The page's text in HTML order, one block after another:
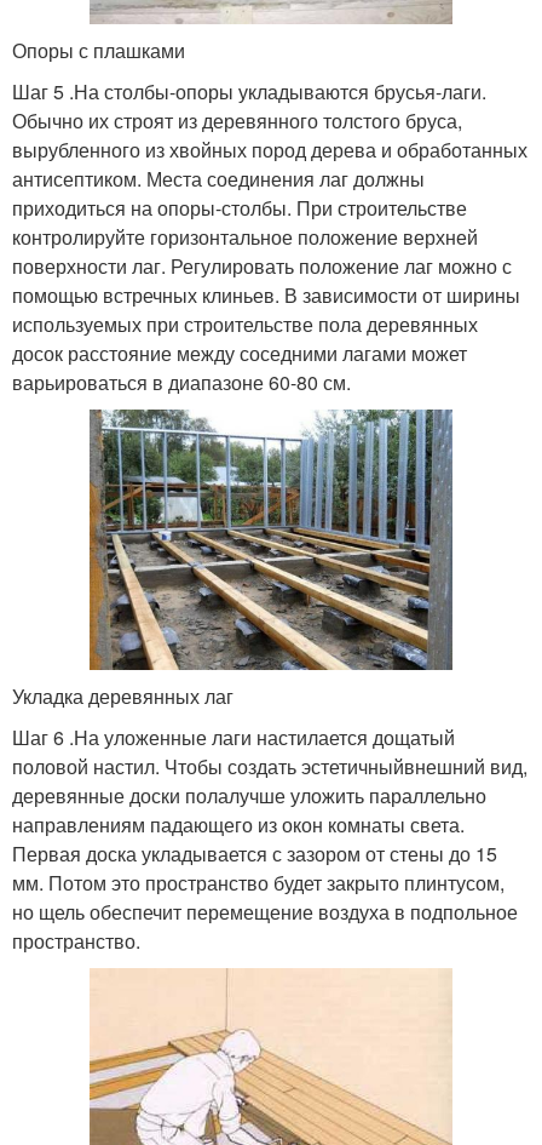
Опоры с плашками
Шаг 5 .На столбы-опоры укладываются брусья-лаги.
Обычно их строят из деревянного толстого бруса,
вырубленного из хвойных пород дерева и обработанных
антисептиком. Места соединения лаг должны
приходиться на опоры-столбы. При строительстве
контролируйте горизонтальное положение верхней
поверхности лаг. Регулировать положение лаг можно с
помощью встречных клиньев. В зависимости от ширины
используемых при строительстве пола деревянных
досок расстояние между соседними лагами может
варьироваться в диапазоне 60-80 см.
Укладка деревянных лаг
Шаг 6 .На уложенные лаги настилается дощатый
половой настил. Чтобы создать эстетичныйвнешний вид,
деревянные доски полалучше уложить параллельно
направлениям падающего из окон комнаты света.
Первая доска укладывается с зазором от стены до 15
мм. Потом это пространство будет закрыто плинтусом,
но щель обеспечит перемещение воздуха в подпольное
пространство.